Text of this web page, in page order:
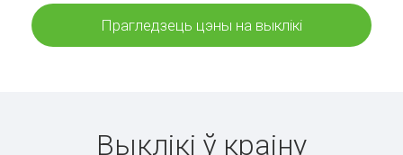
Прагледзець цэны на выклікі
Выклікі ў краіну